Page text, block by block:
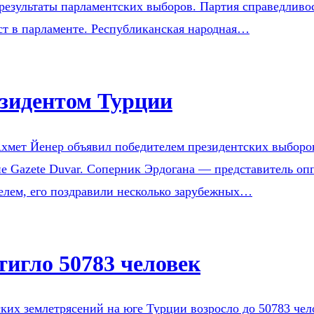
парламентских выборов. Партия
в парламенте. Республиканская народная…
Турции
Йенер объявил победителем президентских
Gazete Duvar. Соперник Эрдогана — представитель
его поздравили несколько зарубежных…
50783 человек
землетрясений на юге Турции возросло до 50783